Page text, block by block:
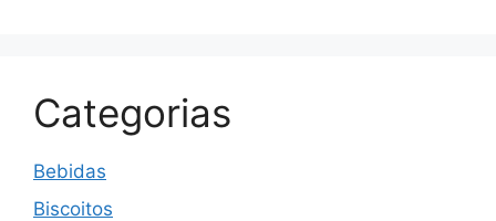
Categorias
Bebidas
Biscoitos